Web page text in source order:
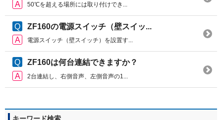
50℃を超える場所には取り付けでき...
ZF160の電源スイッチ（壁スイッ...
電源スイッチ（壁スイッチ）を設置す...
ZF160は何台連結できますか？
2台連結し、右側音声、左側音声の1...
キーワード検索